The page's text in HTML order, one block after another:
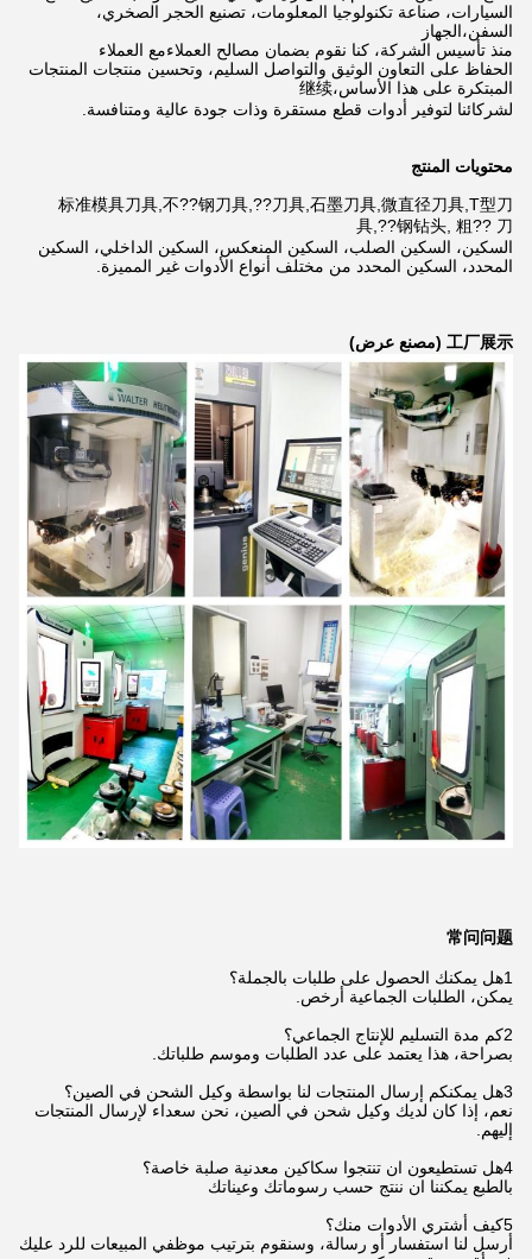
السيارات، صناعة تكنولوجيا المعلومات، تصنيع الحجر الصخري،
السفن،الجهاز
منذ تأسيس الشركة، كنا نقوم بضمان مصالح العملاءمع العملاء
الحفاظ على التعاون الوثيق والتواصل السليم، وتحسين منتجات المنتجات
المبتكرة على هذا الأساس،继续
لشركائنا لتوفير أدوات قطع مستقرة وذات جودة عالية ومتنافسة.
محتويات المنتج
标准模具刀具,不??钢刀具,??刀具,石墨刀具,微直径刀具,T型刀
具,??钢钻头, 粗?? 刀
السكين، السكين الصلب، السكين المنعكس، السكين الداخلي، السكين
المحدد، السكين المحدد من مختلف أنواع الأدوات غير المميزة.
工厂展示 (مصنع عرض)
常问问题
1هل يمكنك الحصول على طلبات بالجملة؟
يمكن، الطلبات الجماعية أرخص.
2كم مدة التسليم للإنتاج الجماعي؟
بصراحة، هذا يعتمد على عدد الطلبات وموسم طلباتك.
3هل يمكنكم إرسال المنتجات لنا بواسطة وكيل الشحن في الصين؟
نعم، إذا كان لديك وكيل شحن في الصين، نحن سعداء لإرسال المنتجات
إليهم.
4هل تستطيعون ان تنتجوا سكاكين معدنية صلبة خاصة؟
بالطبع يمكننا ان ننتج حسب رسوماتك وعيناتك
5كيف أشتري الأدوات منك؟
أرسل لنا استفسار أو رسالة، وسنقوم بترتيب موظفي المبيعات للرد عليك